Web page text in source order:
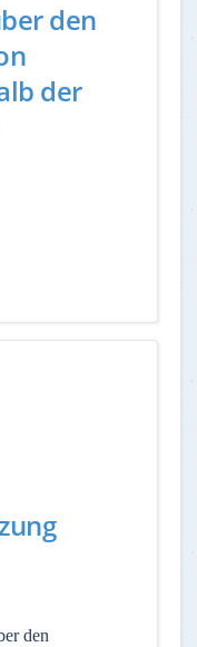
den
der
den